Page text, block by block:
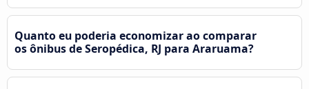
Quanto eu poderia economizar ao comparar
os ônibus de Seropédica, RJ para Araruama?